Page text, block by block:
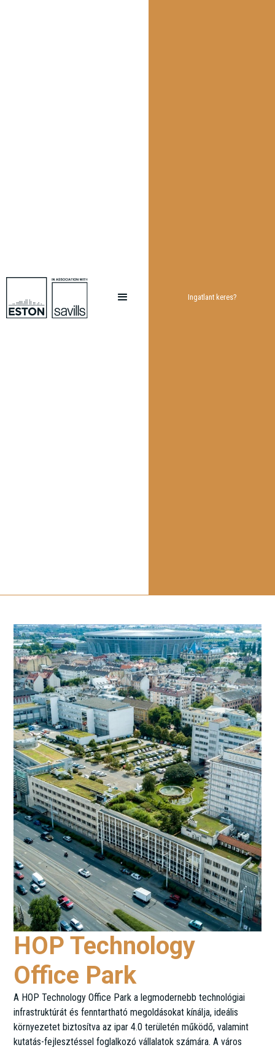
Ingatlant keres?
HOP Technology
Office Park
A HOP Technology Office Park a legmodernebb technológiai
infrastruktúrát és fenntartható megoldásokat kínálja, ideális
környezetet biztosítva az ipar 4.0 területén működő, valamint
kutatás-fejlesztéssel foglalkozó vállalatok számára. A város